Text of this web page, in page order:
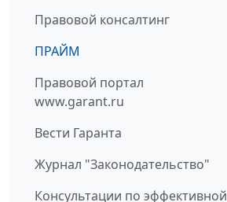
Правовой консалтинг
ПРАЙМ
Правовой портал
www.garant.ru
Вести Гаранта
Журнал "Законодательство"
Консультации по эффективной